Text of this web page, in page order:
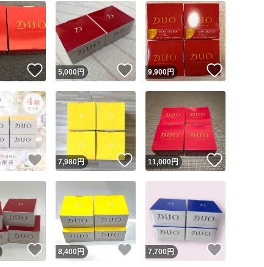
ユーザーの実績について
いいね！
5,000円 いいね！
9,900円 いいね！
いいね！
7,980円 いいね！
11,000円 いいね！
いいね！
8,400 円 いいね！
7,700 円